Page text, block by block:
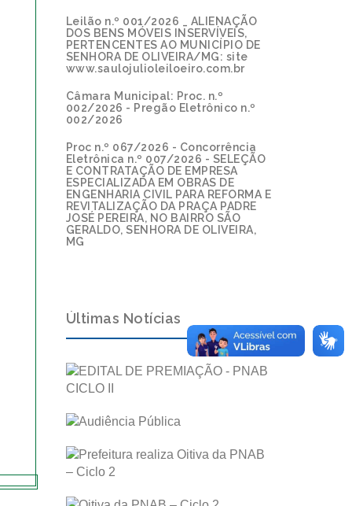
Leilão n.º 001/2026 _ ALIENAÇÃO
DOS BENS MÓVEIS INSERVÍVEIS,
PERTENCENTES AO MUNICÍPIO DE
SENHORA DE OLIVEIRA/MG: site
www.saulojulioleiloeiro.com.br
Câmara Municipal: Proc. n.º
002/2026 - Pregão Eletrônico n.º
002/2026
Proc n.º 067/2026 - Concorrência
Eletrônica n.º 007/2026 - SELEÇÃO
E CONTRATAÇÃO DE EMPRESA
ESPECIALIZADA EM OBRAS DE
ENGENHARIA CIVIL PARA REFORMA E
REVITALIZAÇÃO DA PRAÇA PADRE
JOSÉ PEREIRA, NO BAIRRO SÃO
GERALDO, SENHORA DE OLIVEIRA,
MG
Últimas Notícias